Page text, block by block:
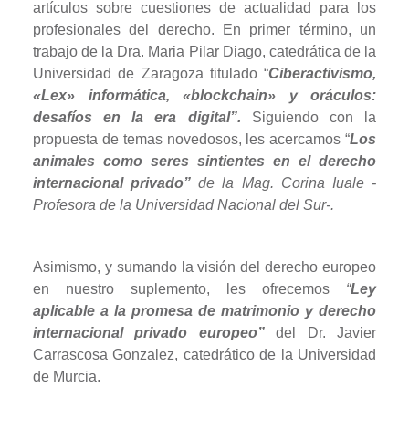
artículos sobre cuestiones de actualidad para los
profesionales del derecho. En primer término, un
trabajo de la Dra. Maria Pilar Diago, catedrática de la
Universidad de Zaragoza titulado “Ciberactivismo,
«Lex» informática, «blockchain» y oráculos:
desafíos en la era digital”.
Siguiendo con la
propuesta de temas novedosos, les acercamos “Los
animales como seres sintientes en el derecho
internacional privado” de la Mag. Corina Iuale -
Profesora de la Universidad Nacional del Sur-.
Asimismo, y sumando la visión del derecho europeo
en nuestro suplemento, les ofrecemos “Ley
aplicable a la promesa de matrimonio y derecho
internacional privado europeo”
del Dr. Javier
Carrascosa Gonzalez, catedrático de la Universidad
de Murcia.